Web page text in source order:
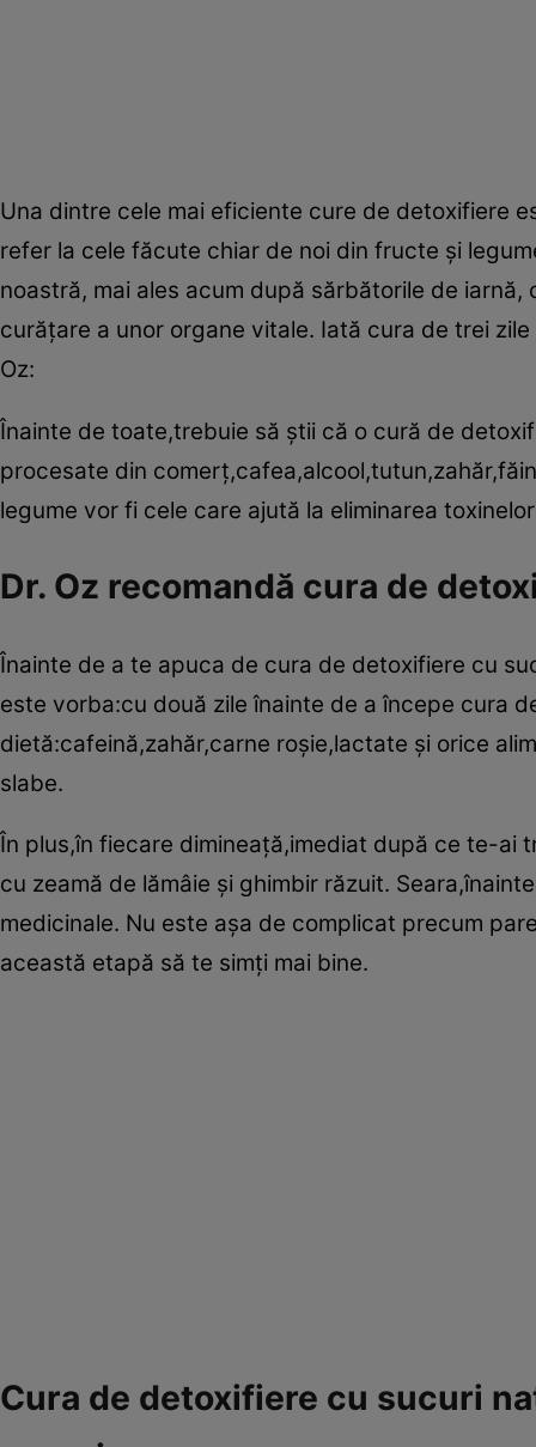
Una dintre cele mai eficiente cure de detoxifiere
refer la cele făcute chiar de noi din fructe şi
noastră, mai ales acum după sărbătorile de
curăţare a unor organe vitale. Iată cura de trei
Oz:
Înainte de toate,trebuie să ştii că o cură de
procesate din
legume vor fi cele care ajută la eliminarea
Dr. Oz recomandă cura de
Înainte de a te apuca de cura de detoxifiere cu
este vorba:cu două zile înainte de a începe cura
dietă:cafeină,zahăr,carne roşie,lactate şi orice
slabe.
În plus,în fiecare dimineaţă,imediat după ce te-
cu zeamă de lămâie şi ghimbir răzuit.
medicinale. Nu este aşa de complicat precum
această etapă să te simţi mai bine.
Cura de detoxifiere cu sucuri